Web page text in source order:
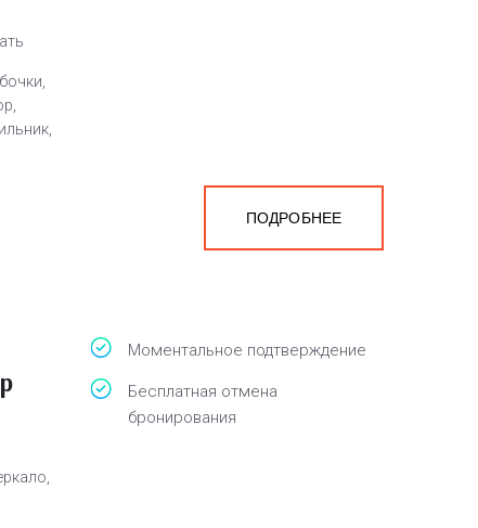
ПОДРОБНЕЕ
Моментальное подтверждение
Бесплатная отмена
бронирования